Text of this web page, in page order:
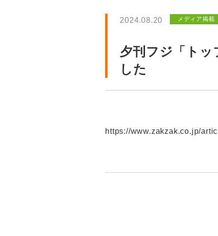
2024.08.20 メディア掲載
夕刊フジ「トッ
した
https://www.zakzak.co.jp/